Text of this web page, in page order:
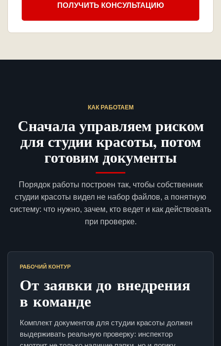
ПОЛУЧИТЬ КОНСУЛЬТАЦИЮ
КАК РАБОТАЕМ
Сначала управляем риском
для студии красоты, потом
готовим документы
Порядок работы построен так, чтобы собственник
студии красоты видел не набор файлов, а понятную
систему: что нужно, зачем, кто ведет и как действовать
при проверке.
РАБОЧИЙ КОНТУР
От заявки до внедрения
в команде
Комплект документов для студии красоты должен
выдерживать реальную проверку: инспектор